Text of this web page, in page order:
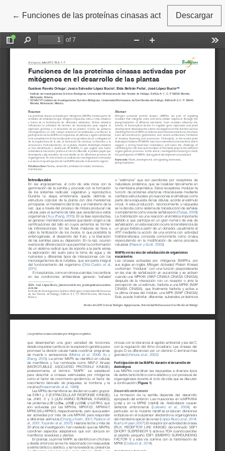
← Volver a los detalles del artículo
Funciones de las proteínas cinasas activadas por
Descargar